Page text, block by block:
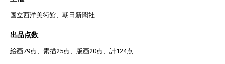
国立西洋美術館、朝日新聞社
出品点数
絵画79点、素描25点、版画20点、計124点